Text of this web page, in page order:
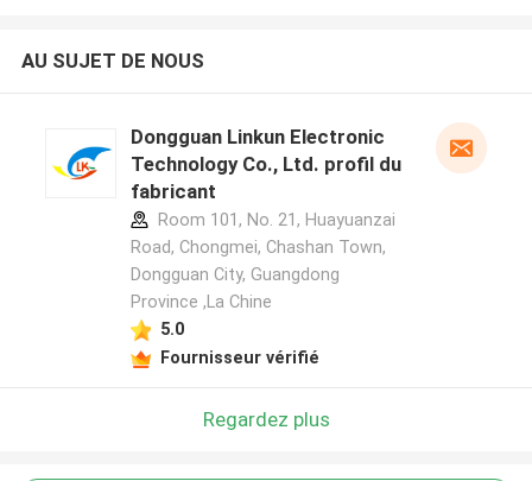
AU SUJET DE NOUS
Dongguan Linkun Electronic
Technology Co., Ltd. profil du
fabricant
Room 101, No. 21, Huayuanzai
Road, Chongmei, Chashan Town,
Dongguan City, Guangdong
Province ,La Chine
5.0
Fournisseur vérifié
Regardez plus